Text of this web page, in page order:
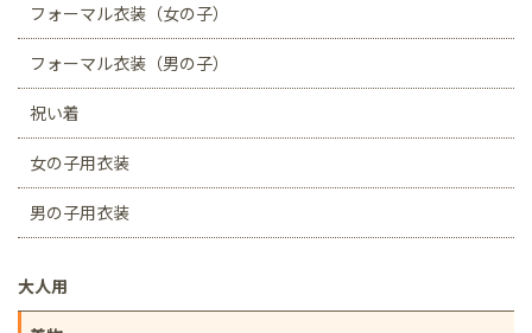
フォーマル衣装（女の子）
フォーマル衣装（男の子）
祝い着
女の子用衣装
男の子用衣装
大人用